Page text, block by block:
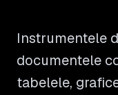
Instrumentele
documentele
tabelele,